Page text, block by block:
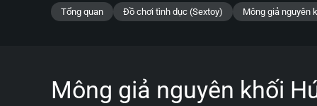
Tổng quan Đồ chơi tình dục (Sextoy) Mông giả nguyên
Mông giả nguyên khối